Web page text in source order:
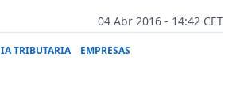
04 Abr 2016 - 14:42 CET
TRIBUTARIA EMPRESAS